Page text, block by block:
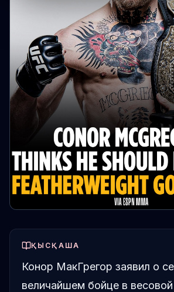
ҚЫСҚАША
Конор МакГрегор заявил о
величайшем бойце в весовой